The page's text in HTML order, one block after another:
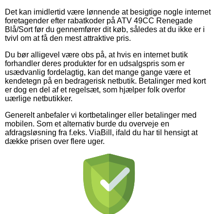
Det kan imidlertid være lønnende at besigtige nogle internet
foretagender efter rabatkoder på ATV 49CC Renegade
Blå/Sort før du gennemfører dit køb, således at du ikke er i
tvivl om at få den mest attraktive pris.
Du bør alligevel være obs på, at hvis en internet butik
forhandler deres produkter for en udsalgspris som er
usædvanlig fordelagtig, kan det mange gange være et
kendetegn på en bedragerisk netbutik. Betalinger med kort
er dog en del af et regelsæt, som hjælper folk overfor
uærlige netbutikker.
Generelt anbefaler vi kortbetalinger eller betalinger med
mobilen. Som et alternativ burde du overveje en
afdragsløsning fra f.eks. ViaBill, ifald du har til hensigt at
dække prisen over flere uger.